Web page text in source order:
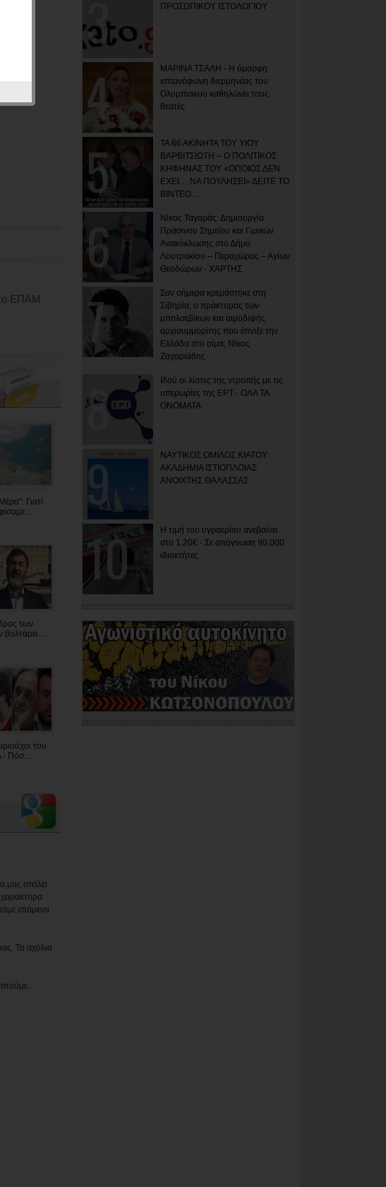
ΕΠΑΜ
Γιατί
...
των
βολτάρει ...
του
- Πόσ...
στείλει
επόμενα
Τα σχόλια
ΠΡΟΣΩΠΙΚΟΥ ΙΣΤΟΛΟΓΙΟΥ
ΜΑΡΙΝΑ ΤΣΑΛΗ - Η όμορφη
ισπανόφωνη διερμηνέας του
Ολυμπιακού καθηλώνει τους
θεατές
ΤΑ 66 ΑΚΙΝΗΤΑ ΤΟΥ ΥΙΟΥ
ΒΑΡΒΙΤΣΙΩΤΗ – Ο ΠΟΛΙΤΙΚΟΣ
ΚΗΦΗΝΑΣ ΤΟΥ «ΟΠΟΙΟΣ ΔΕΝ
ΕΧΕΙ… ΝΑ ΠΟΥΛΗΣΕΙ» ΔΕΙΤΕ ΤΟ
ΒΙΝΤΕΟ…
Νίκος Ταγαράς: Δημιουργία
Πράσινου Σημείου και Γωνιών
Ανακύκλωσης στο Δήμο
Λουτρακίου – Περαχώρας – Αγίων
Θεοδώρων - ΧΑΡΤΗΣ
Σαν σήμερα κρεμάστηκε στη
Σιβηρία, ο πράκτορας των
μπολσεβίκων και αιμοδιψής
αρχισυμμορίτης που έπνιξε την
Ελλάδα στο αίμα, Νίκος
Ζαχαριάδης
Ιδού οι λίστες της ντροπής με τις
υπερωρίες της ΕΡΤ - ΟΛΑ ΤΑ
ΟΝΟΜΑΤΑ
ΝΑΥΤΙΚΟΣ ΟΜΙΛΟΣ ΚΙΑΤΟΥ:
ΑΚΑΔΗΜΙΑ ΙΣΤΙΟΠΛΟΙΑΣ
ΑΝΟΙΧΤΗΣ ΘΑΛΑΣΣΑΣ
Η τιμή του υγραερίου ανεβαίνει
στο 1.20€ - Σε απόγνωση 90.000
ιδιοκτήτες